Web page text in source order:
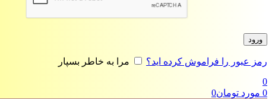
ورود
رمز عبور را فراموش کرده اید؟
مرا به خاطر بسپار
0
0 مورد تومان0